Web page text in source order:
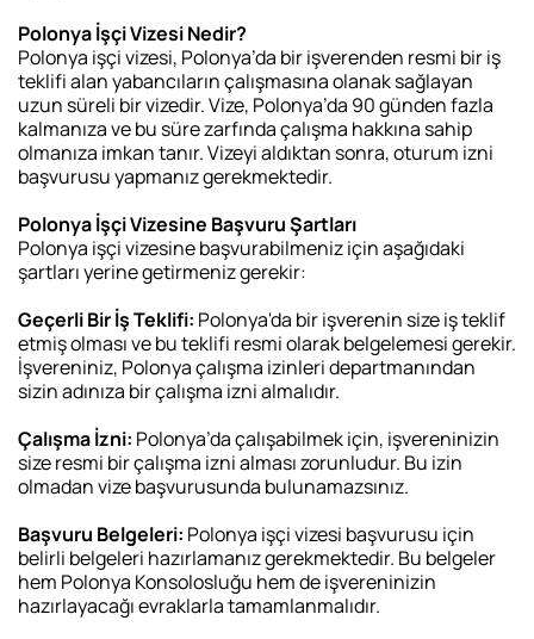
Polonya İşçi Vizesi Nedir?
Polonya işçi vizesi, Polonya’da bir işverenden resmi bir iş
teklifi alan yabancıların çalışmasına olanak sağlayan
uzun süreli bir vizedir. Vize, Polonya’da 90 günden fazla
kalmanıza ve bu süre zarfında çalışma hakkına sahip
olmanıza imkan tanır. Vizeyi aldıktan sonra, oturum izni
başvurusu yapmanız gerekmektedir.
Polonya İşçi Vizesine Başvuru Şartları
Polonya işçi vizesine başvurabilmeniz için aşağıdaki
şartları yerine getirmeniz gerekir:
Geçerli Bir İş Teklifi: Polonya'da bir işverenin size iş teklif
etmiş olması ve bu teklifi resmi olarak belgelemesi gerekir.
İşvereniniz, Polonya çalışma izinleri departmanından
sizin adınıza bir çalışma izni almalıdır.
Çalışma İzni: Polonya’da çalışabilmek için, işvereninizin
size resmi bir çalışma izni alması zorunludur. Bu izin
olmadan vize başvurusunda bulunamazsınız.
Başvuru Belgeleri: Polonya işçi vizesi başvurusu için
belirli belgeleri hazırlamanız gerekmektedir. Bu belgeler
hem Polonya Konsolosluğu hem de işvereninizin
hazırlayacağı evraklarla tamamlanmalıdır.